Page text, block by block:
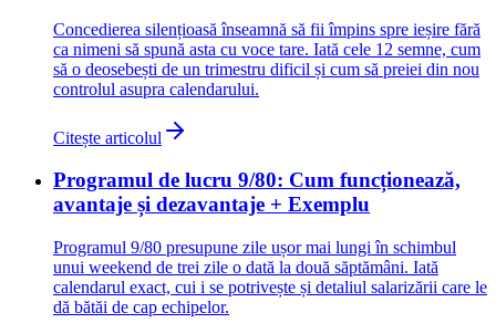
Concedierea silențioasă înseamnă să fii împins spre ieșire fără
ca nimeni să spună asta cu voce tare. Iată cele 12 semne, cum
să o deosebești de un trimestru dificil și cum să preiei din nou
controlul asupra calendarului.
Citește articolul
Programul de lucru 9/80: Cum funcționează,
avantaje și dezavantaje + Exemplu
Programul 9/80 presupune zile ușor mai lungi în schimbul
unui weekend de trei zile o dată la două săptămâni. Iată
calendarul exact, cui i se potrivește și detaliul salarizării care le
dă bătăi de cap echipelor.